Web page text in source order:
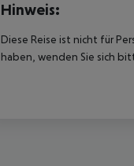
Hinweis:
Diese Reise ist nicht für
haben, wenden Sie sich